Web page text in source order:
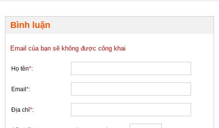
Bình luận
Email của bạn sẽ không được công khai
Họ tên*:
Email *:
Địa chỉ*: